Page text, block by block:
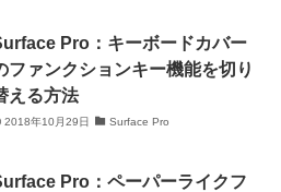
Pro：キーボードカバー
ファンクションキー機能を切り
える方法
2018年10月29日 Surface Pro
Pro：ペーパーライクフ